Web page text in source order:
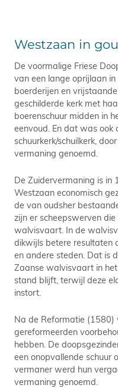
Westzaan in
De voormalige Friese
van een lange oprijlaan
boerderijen en
geschilderde kerk met
boerenschuur midden in
eenvoud. En dat was
schuurkerk/schuilkerk,
vermaning genoemd.
De Zuidervermaning is
Westzaan economisch
de van oudsher
zijn er scheepswerven
walvisvaart. In de
dikwijls betere resultaten
en andere steden. Dat is
Zaanse walvisvaart in
stand blijft, terwijl deze
instort.
Na de Reformatie (1580)
gereformeerden
hebben. De
een onopvallende schuur
vermaner werd hun
vermaning genoemd.